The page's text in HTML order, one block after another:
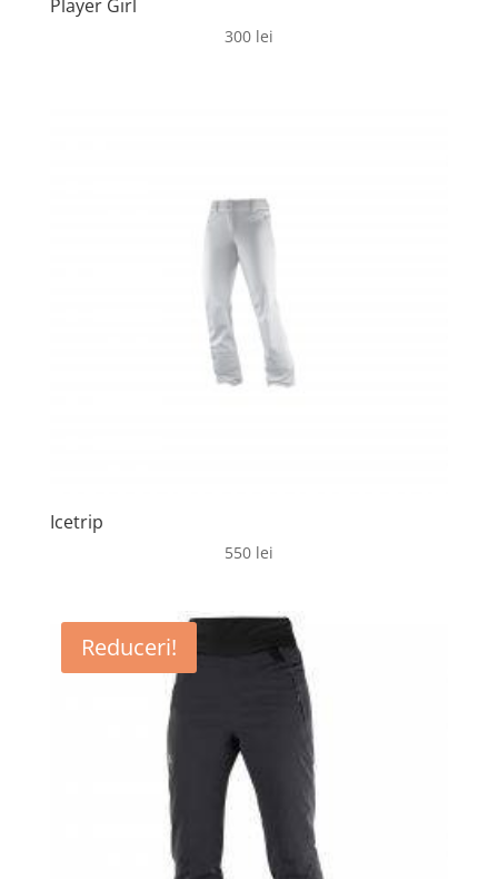
Player Girl
300 lei
Icetrip
550 lei
Reduceri!